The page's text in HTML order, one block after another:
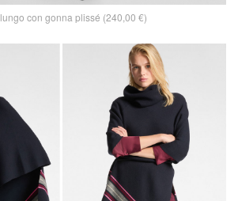
con gonna plissé (240,00 €)